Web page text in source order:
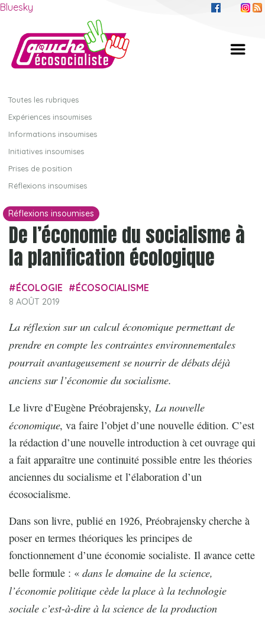
Bluesky
Toutes les rubriques
Expériences insoumises
Informations insoumises
Initiatives insoumises
Prises de position
Réflexions insoumises
Réflexions insoumises
De l’économie du socialisme à
la planification écologique
ÉCOLOGIE ÉCOSOCIALISME
8 AOÛT 2019
La réflexion sur un calcul économique permettant de
prendre en compte les contraintes environnementales
pourrait avantageusement se nourrir de débats déjà
anciens sur l’économie du socialisme.
Le livre d’Eugène Préobrajensky,La nouvelle
économique, va faire l’objet d’une nouvelle édition. C’est
la rédaction d’une nouvelle introduction à cet ouvrage qui
a fait apparaître une continuité possible entre les théories
anciennes du socialisme et l’élaboration d’un
écosocialisme.
Dans son livre, publié en 1926, Préobrajensky cherche à
poser en termes théoriques les principes de
fonctionnement d’une économie socialiste. Il avance cette
belle formule : «dans le domaine de la science,
l’économie politique cède la place à la technologie
sociale c’est-à-dire à la science de la production